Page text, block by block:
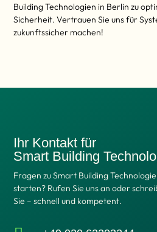
Building Technologien in Berlin zu
Sicherheit. Vertrauen Sie uns für
zukunftssicher machen!
Ihr Kontakt für
Smart Building
Fragen zu Smart Building
starten? Rufen Sie uns an oder
Sie – schnell und kompetent.